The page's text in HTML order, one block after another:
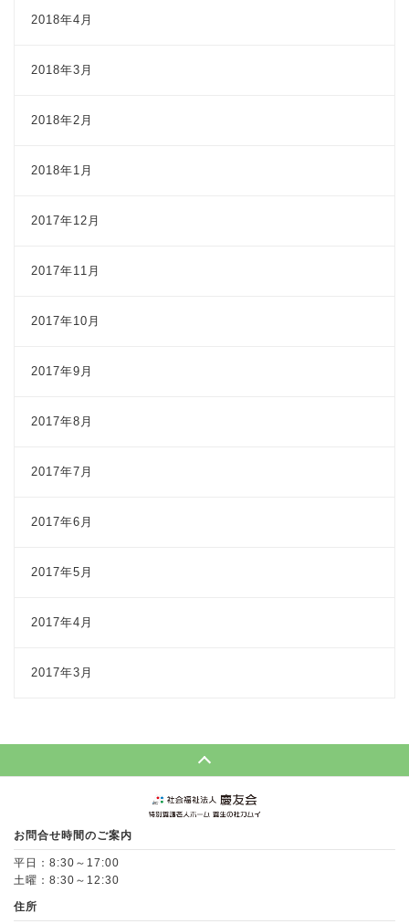
2018年4月
2018年3月
2018年2月
2018年1月
2017年12月
2017年11月
2017年10月
2017年9月
2017年8月
2017年7月
2017年6月
2017年5月
2017年4月
2017年3月
お問合せ時間のご案内
平日：8:30～17:00
土曜：8:30～12:30
住所